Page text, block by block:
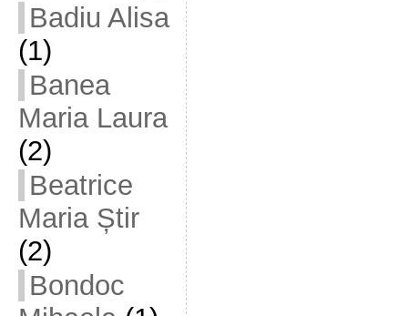
Badiu Alisa
(1)
Banea
Maria Laura
(2)
Beatrice
Maria Știr
(2)
Bondoc